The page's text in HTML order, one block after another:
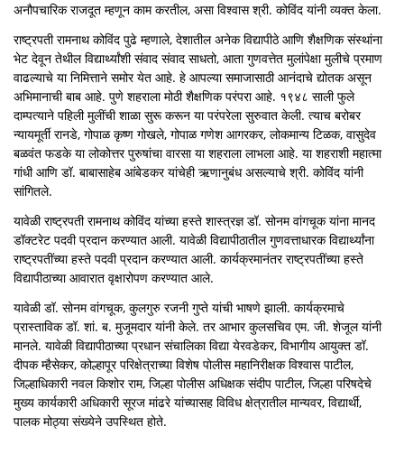
अनौपचारिक राजदूत म्हणून काम करतील, असा विश्वास श्री. कोविंद यांनी व्यक्‍त केला.
राष्ट्रपती रामनाथ कोविंद पुढे म्हणाले, देशातील अनेक विद्यापीठे आणि शैक्षणिक संस्थांना
भेट देवून तेथील विद्यार्थ्यांशी संवाद संवाद साधतो, आता गुणवत्तेत मुलांपेक्षा मुलीचे प्रमाण
वाढल्याचे या निमित्ताने समोर येत आहे. हे आपल्या समाजासाठी आनंदाचे द्योतक असून
अभिमानाची बाब आहे. पुणे शहराला मोठी शैक्षणिक परंपरा आहे. १९४८ साली फुले
दाम्पत्याने पहिली मुलींची शाळा सुरू करून या परंपरेला सुरुवात केली. त्याच बरोबर
न्यायमूर्ती रानडे, गोपाळ कृष्ण गोखले, गोपाळ गणेश आगरकर, लोकमान्य टिळक, वासुदेव
बळवंत फडके या लोकोत्तर पुरुषांचा वारसा या शहराला लाभला आहे. या शहराशी महात्मा
गांधी आणि डॉ. बाबासाहेब आंबेडकर यांचेही ऋणानुबंध असल्याचे श्री. कोविंद यांनी
सांगितले.
यावेळी राष्ट्रपती रामनाथ कोविंद यांच्या हस्ते शास्त्रज्ञ डॉ. सोनम वांगचूक यांना मानद
डॉक्टरेट पदवी प्रदान करण्यात आली. यावेळी विद्यापीठातील गुणवत्ताधारक विद्यार्थ्यांना
राष्ट्रपतींच्या हस्ते पदवी प्रदान करण्यात आली. कार्यक्रमानंतर राष्ट्रपतींच्या हस्ते
विद्यापीठाच्या आवारात वृक्षारोपण करण्यात आले.
यावेळी डॉ. सोनम वांगचूक, कुलगुरु रजनी गुप्ते यांची भाषणे झाली. कार्यक्रमाचे
प्रास्ताविक डॉ. शां. ब. मुजूमदार यांनी केले. तर आभार कुलसचिव एम. जी. शेजूल यांनी
मानले. यावेळी विद्यापीठाच्या प्रधान संचालिका विद्या येरवडेकर, विभागीय आयुक्त डॉ.
दीपक म्हैसेकर, कोल्हापूर परिक्षेत्राच्या विशेष पोलीस महानिरीक्षक विश्वास पाटील,
जिल्हाधिकारी नवल किशोर राम, जिल्हा पोलीस अधिक्षक संदीप पाटील, जिल्हा परिषदेचे
मुख्य कार्यकारी अधिकारी सूरज मांढरे यांच्यासह विविध क्षेत्रातील मान्यवर, विद्यार्थी,
पालक मोठ्या संख्येने उपस्थित होते.